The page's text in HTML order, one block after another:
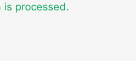
is processed.